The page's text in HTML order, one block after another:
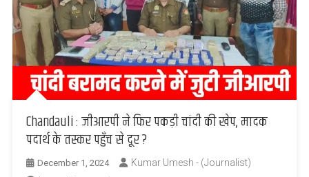
Chandauli : जीआरपी ने फिर पकड़ी चांदी की खेप, मादक
पदार्थ के तस्कर पहुँच से दूर ?
December 1, 2024 Kumar Umesh - (Journalist)